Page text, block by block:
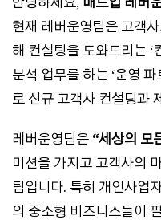
현재 레버운영팀은 고객
해 컨설팅을 도와드리는 ‘
분석 업무를 하는 ‘운영
로 신규 고객사 컨설팅과
레버운영팀은 “세상의 모
미션을 가지고 고객사의
팀입니다. 특히 개인사업
의 중소형 비즈니스들이